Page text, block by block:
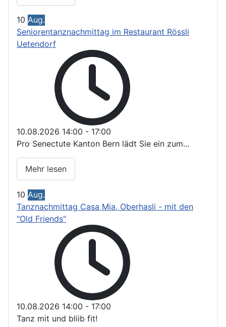
10 Aug.
Seniorentanznachmittag im Restaurant Rössli
Uetendorf
10.08.2026 14:00 - 17:00
Pro Senectute Kanton Bern lädt Sie ein zum...
Mehr lesen
10 Aug.
Tanznachmittag Casa Mia, Oberhasli - mit den
"Old Friends"
10.08.2026 14:00 - 17:00
Tanz mit und bliib fit!